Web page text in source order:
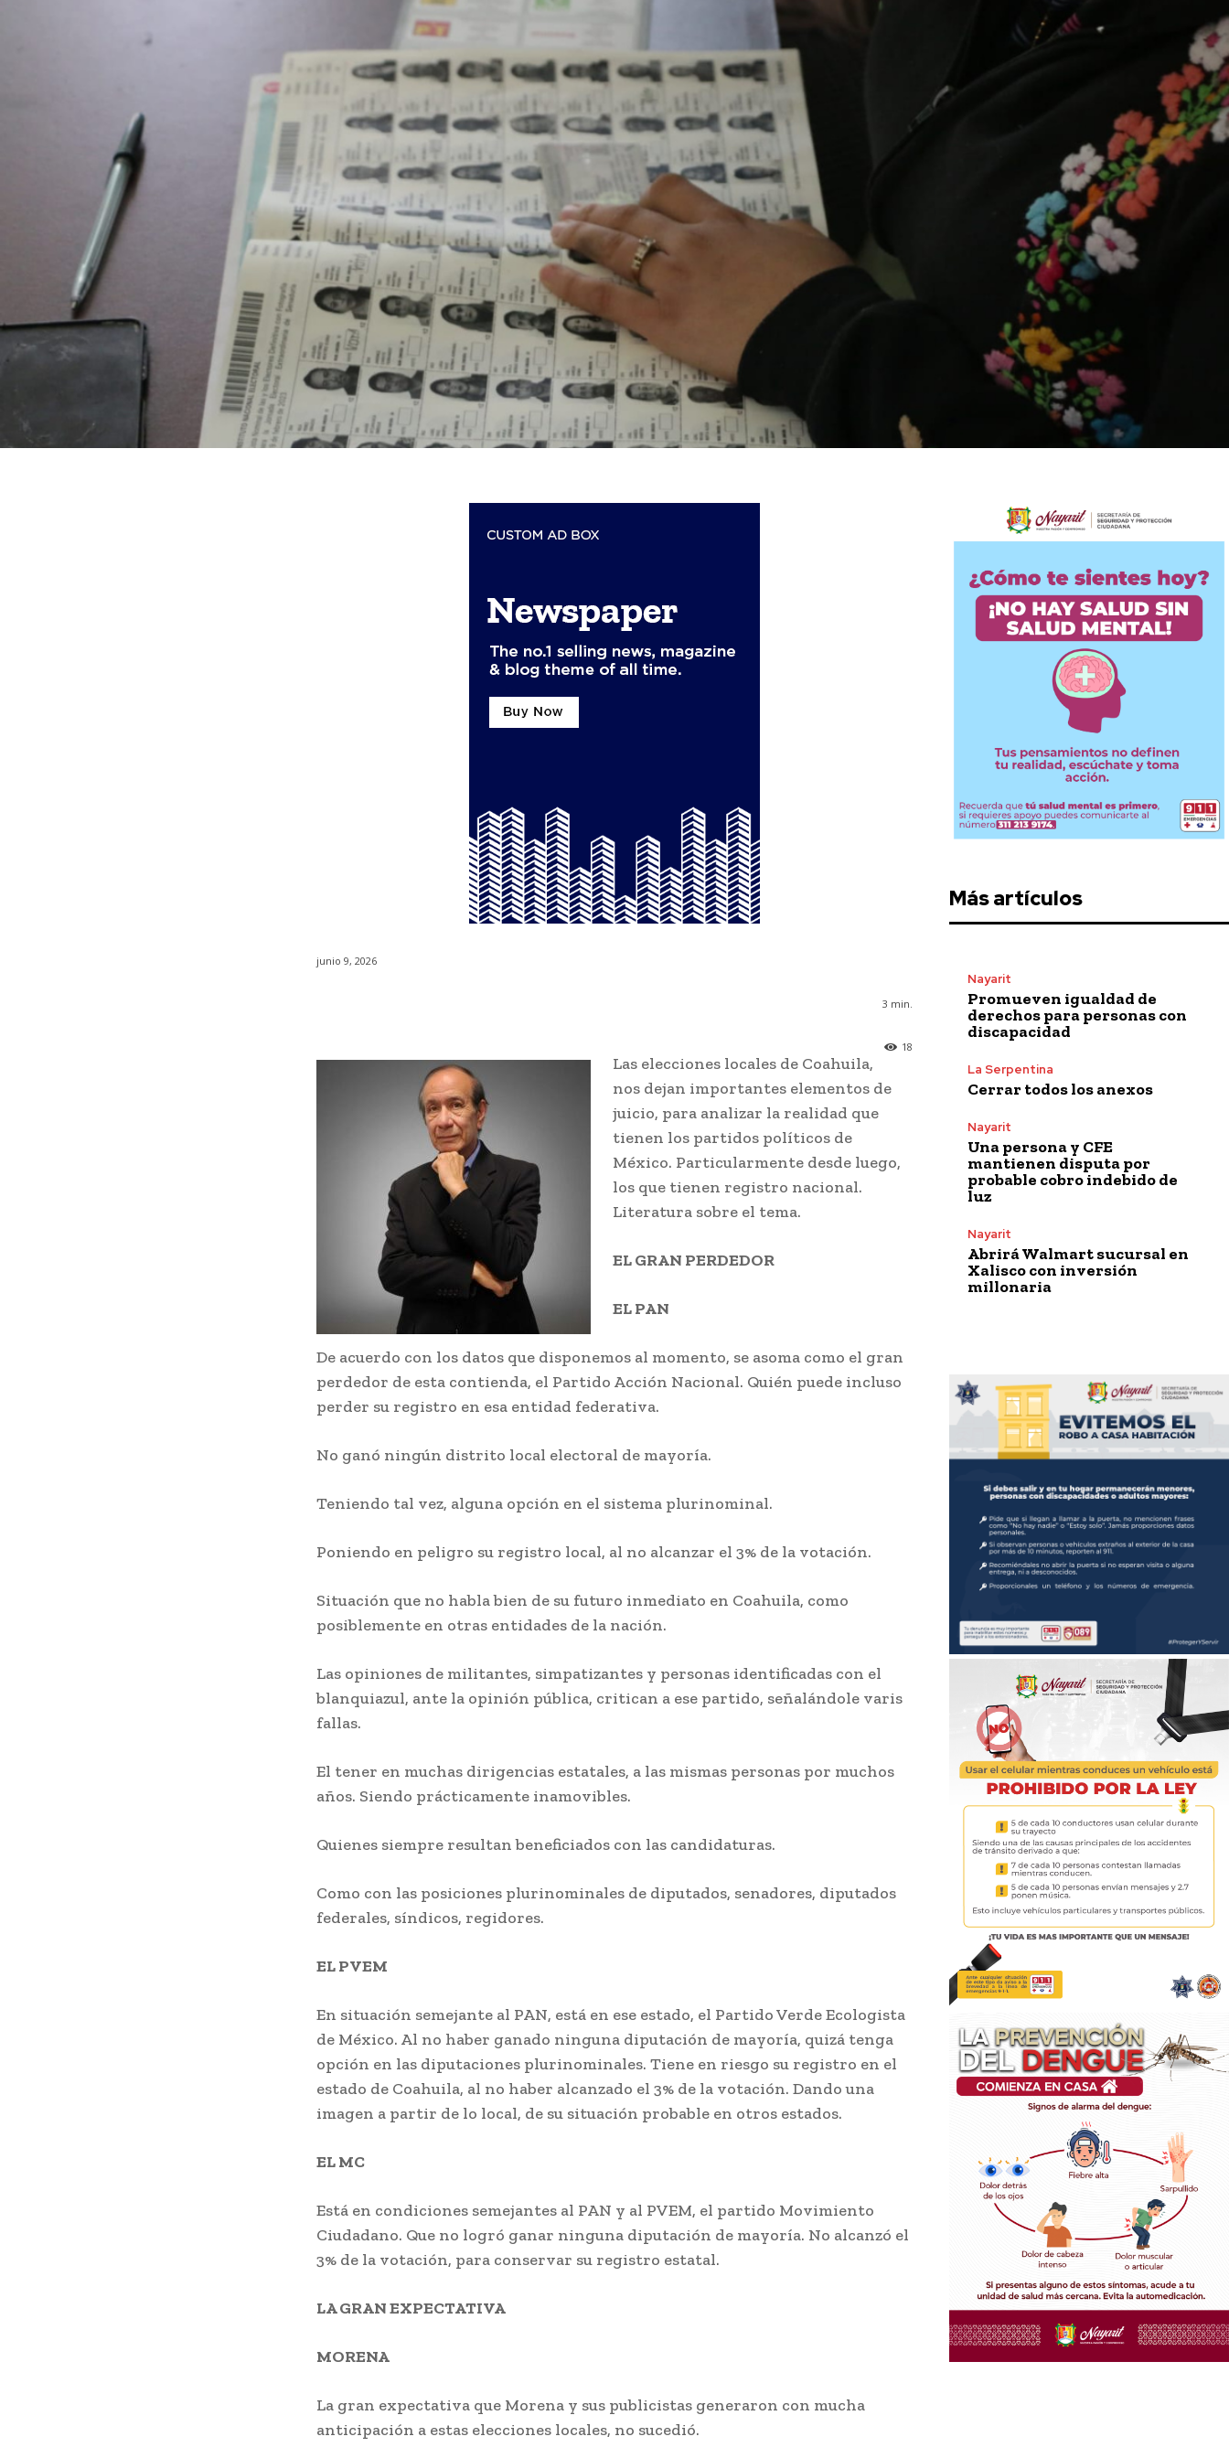
junio 9, 2026
3 min.
18
Las elecciones locales de Coahuila,
nos dejan importantes elementos de
juicio, para analizar la realidad que
tienen los partidos políticos de
México. Particularmente desde luego,
los que tienen registro nacional.
Literatura sobre el tema.
EL GRAN PERDEDOR
EL PAN
De acuerdo con los datos que disponemos al momento, se asoma como el gran
perdedor de esta contienda, el Partido Acción Nacional. Quién puede incluso
perder su registro en esa entidad federativa.
No ganó ningún distrito local electoral de mayoría.
Teniendo tal vez, alguna opción en el sistema plurinominal.
Poniendo en peligro su registro local, al no alcanzar el 3% de la votación.
Situación que no habla bien de su futuro inmediato en Coahuila, como
posiblemente en otras entidades de la nación.
Las opiniones de militantes, simpatizantes y personas identificadas con el
blanquiazul, ante la opinión pública, critican a ese partido, señalándole varis
fallas.
El tener en muchas dirigencias estatales, a las mismas personas por muchos
años. Siendo prácticamente inamovibles.
Quienes siempre resultan beneficiados con las candidaturas.
Como con las posiciones plurinominales de diputados, senadores, diputados
federales, síndicos, regidores.
EL PVEM
En situación semejante al PAN, está en ese estado, el Partido Verde Ecologista
de México. Al no haber ganado ninguna diputación de mayoría, quizá tenga
opción en las diputaciones plurinominales. Tiene en riesgo su registro en el
estado de Coahuila, al no haber alcanzado el 3% de la votación. Dando una
imagen a partir de lo local, de su situación probable en otros estados.
EL MC
Está en condiciones semejantes al PAN y al PVEM, el partido Movimiento
Ciudadano. Que no logró ganar ninguna diputación de mayoría. No alcanzó el
3% de la votación, para conservar su registro estatal.
LA GRAN EXPECTATIVA
MORENA
La gran expectativa que Morena y sus publicistas generaron con mucha
anticipación a estas elecciones locales, no sucedió.
Más artículos
Nayarit
Promueven igualdad de
derechos para personas con
discapacidad
La Serpentina
Cerrar todos los anexos
Nayarit
Una persona y CFE
mantienen disputa por
probable cobro indebido de
luz
Nayarit
Abrirá Walmart sucursal en
Xalisco con inversión
millonaria